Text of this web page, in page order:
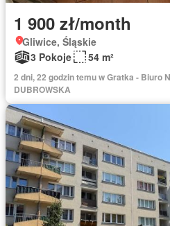
1 900 zł/month
Gliwice, Śląskie
3 Pokoje
54 m²
2 dni, 22 godzin temu w Gratka - Biuro
DUBROWSKA